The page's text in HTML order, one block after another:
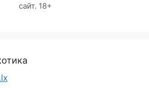
сайт. 18+